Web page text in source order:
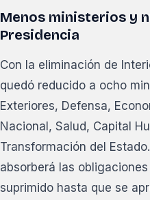
Menos ministerios y
Presidencia
Con la eliminación de
quedó reducido a ocho
Exteriores, Defensa,
Nacional, Salud, Capital
Transformación del
absorberá las
suprimido hasta que se